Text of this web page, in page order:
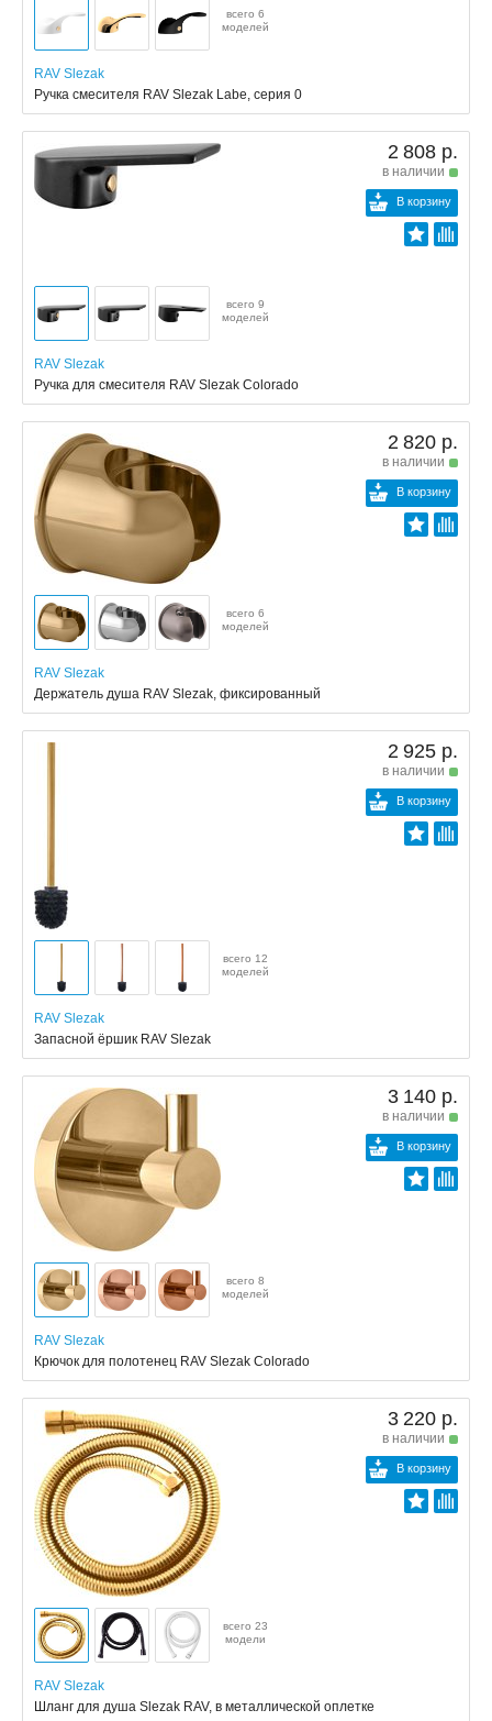
всего 6
моделей
RAV Slezak
Ручка смесителя RAV Slezak Labe, серия 0
2 808 р.
в наличии
В корзину
всего 9
моделей
RAV Slezak
Ручка для смесителя RAV Slezak Colorado
2 820 р.
в наличии
В корзину
всего 6
моделей
RAV Slezak
Держатель душа RAV Slezak, фиксированный
2 925 р.
в наличии
В корзину
всего 12
моделей
RAV Slezak
Запасной ёршик RAV Slezak
3 140 р.
в наличии
В корзину
всего 8
моделей
RAV Slezak
Крючок для полотенец RAV Slezak Colorado
3 220 р.
в наличии
В корзину
всего 23
модели
RAV Slezak
Шланг для душа Slezak RAV, в металлической оплетке